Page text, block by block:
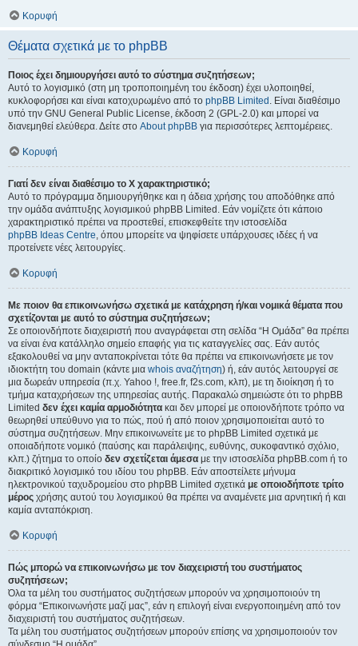
Κορυφή
Θέματα σχετικά με το phpBB
Ποιος έχει δημιουργήσει αυτό το σύστημα συζητήσεων;
Αυτό το λογισμικό (στη μη τροποποιημένη του έκδοση) έχει υλοποιηθεί,
κυκλοφορήσει και είναι κατοχυρωμένο από το phpBB Limited . Είναι διαθέσιμο
υπό την GNU General Public License, έκδοση 2 (GPL-2.0) και μπορεί να
διανεμηθεί ελεύθερα. Δείτε στο About phpBB για περισσότερες λεπτομέρειες.
Κορυφή
Γιατί δεν είναι διαθέσιμο το Χ χαρακτηριστικό;
Αυτό το πρόγραμμα δημιουργήθηκε και η άδεια χρήσης του αποδόθηκε από
την ομάδα ανάπτυξης λογισμικού phpBB Limited. Εάν νομίζετε ότι κάποιο
χαρακτηριστικό πρέπει να προστεθεί, επισκεφθείτε την ιστοσελίδα
phpBB Ideas Centre, όπου μπορείτε να ψηφίσετε υπάρχουσες ιδέες ή να
προτείνετε νέες λειτουργίες.
Κορυφή
Με ποιον θα επικοινωνήσω σχετικά με κατάχρηση ή/και νομικά θέματα που
σχετίζονται με αυτό το σύστημα συζητήσεων;
Σε οποιονδήποτε διαχειριστή που αναγράφεται στη σελίδα “Η Ομάδα” θα πρέπει
να είναι ένα κατάλληλο σημείο επαφής για τις καταγγελίες σας. Εάν αυτός
εξακολουθεί να μην ανταποκρίνεται τότε θα πρέπει να επικοινωνήσετε με τον
ιδιοκτήτη του domain (κάντε μια whois αναζήτηση) ή, εάν αυτός λειτουργεί σε
μια δωρεάν υπηρεσία (π.χ. Yahoo !, free.fr, f2s.com, κλπ), με τη διοίκηση ή το
τμήμα καταχρήσεων της υπηρεσίας αυτής. Παρακαλώ σημειώστε ότι το phpBB
Limited δεν έχει καμία αρμοδιότητα και δεν μπορεί με οποιονδήποτε τρόπο να
θεωρηθεί υπεύθυνο για το πώς, πού ή από ποιον χρησιμοποιείται αυτό το
σύστημα συζητήσεων. Μην επικοινωνείτε με το phpBB Limited σχετικά με
οποιαδήποτε νομικό (παύσης και παράλειψης, ευθύνης, συκοφαντικό σχόλιο,
κλπ.) ζήτημα το οποίο δεν σχετίζεται άμεσα με την ιστοσελίδα phpBB.com ή το
διακριτικό λογισμικό του ιδίου του phpBB. Εάν αποστείλετε μήνυμα
ηλεκτρονικού ταχυδρομείου στο phpBB Limited σχετικά με οποιοδήποτε τρίτο
μέρος χρήσης αυτού του λογισμικού θα πρέπει να αναμένετε μια αρνητική ή και
καμία ανταπόκριση.
Κορυφή
Πώς μπορώ να επικοινωνήσω με τον διαχειριστή του συστήματος
συζητήσεων;
Όλα τα μέλη του συστήματος συζητήσεων μπορούν να χρησιμοποιούν τη
φόρμα “Επικοινωνήστε μαζί μας”, εάν η επιλογή είναι ενεργοποιημένη από τον
διαχειριστή του συστήματος συζητήσεων.
Τα μέλη του συστήματος συζητήσεων μπορούν επίσης να χρησιμοποιούν τον